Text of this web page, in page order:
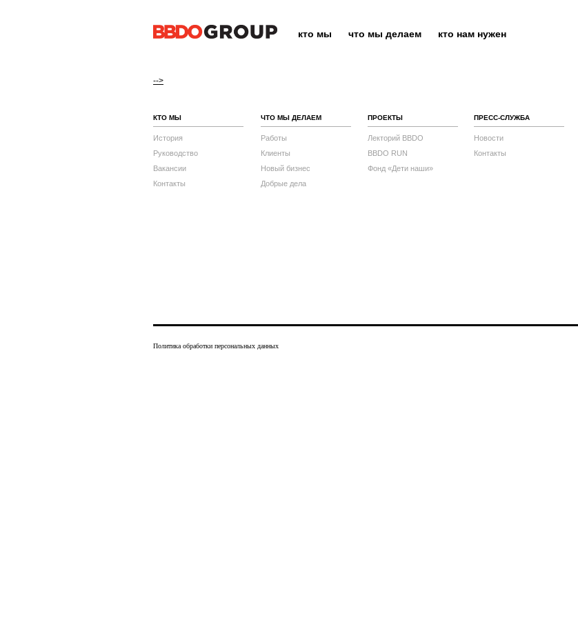
кто мы что мы делаем кто нам нужен
-->
КТО МЫ
История
Руководство
Вакансии
Контакты
ЧТО МЫ ДЕЛАЕМ
Работы
Клиенты
Новый бизнес
Добрые дела
ПРОЕКТЫ
Лекторий BBDO
BBDO RUN
Фонд «Дети наши»
ПРЕСС-СЛУЖБА
Новости
Контакты
Политика обработки персональных данных